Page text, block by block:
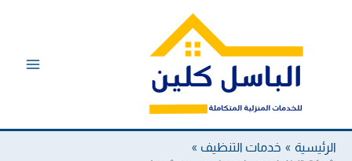
الرئيسية
خدمات التنظيف